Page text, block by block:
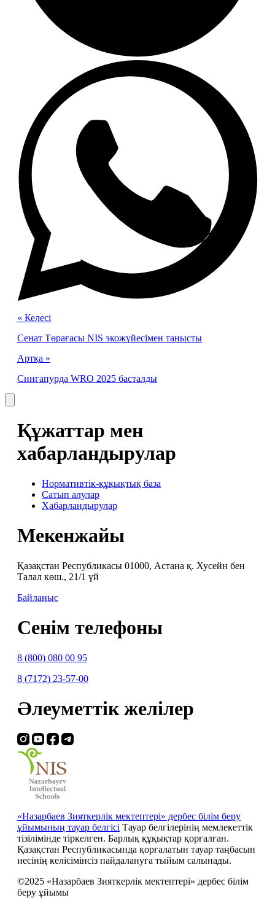
« Келесі
Сенат Төрағасы NIS экожүйесімен танысты
Артқа »
Сингапурда WRO 2025 басталды
Құжаттар мен
хабарландырулар
Нормативтік-құқықтық база
Сатып алулар
Хабарландырулар
Мекенжайы
Қазақстан Республикасы 01000, Астана қ. Хусейн бен
Талал көш., 21/1 үй
Байланыс
Сенім телефоны
8 (800) 080 00 95
8 (7172) 23-57-00
Әлеуметтік желілер
«Назарбаев Зияткерлік мектептері» дербес білім беру
ұйымының тауар белгісі Тауар белгілерінің мемлекеттік
тізілімінде тіркелген. Барлық құқықтар қорғалған.
Қазақстан Республикасында қорғалатын тауар таңбасын
иесiнiң келiсiмiнсiз пайдалануға тыйым салынады.
©2025 «Назарбаев Зияткерлік мектептері» дербес білім
беру ұйымы